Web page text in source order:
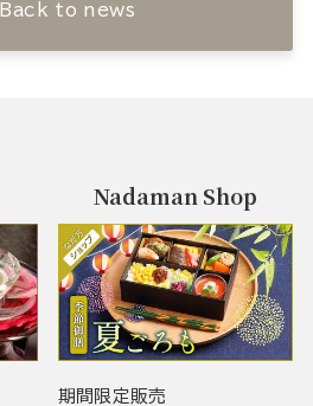
Back to news
Nadaman Shop
期間限定販売